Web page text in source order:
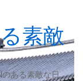
素敵
ある素敵な日